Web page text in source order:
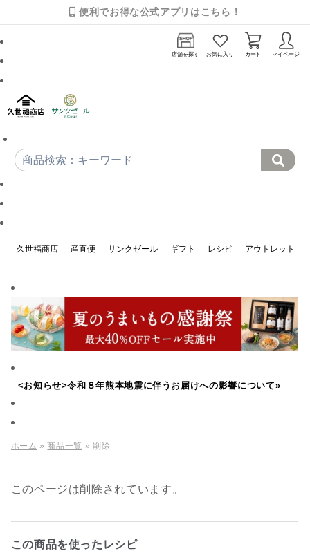
便利でお得な公式アプリはこちら！
店舗を探す お気に入り カート マイページ
久世福商店 産直便 サンクゼール ギフト レシピ アウトレット
<お知らせ>令和８年熊本地震に伴うお届けへの影響について»
ホーム »商品一覧 » 削除
このページは削除されています。
この商品を使ったレシピ